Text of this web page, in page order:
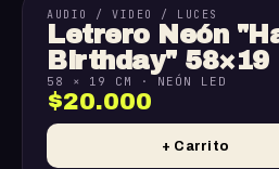
AUDIO / VIDEO / LUCES
Letrero Neón
Birthday" 58×19
58 × 19 CM · NEÓN LED
$20.000
+ Carrito